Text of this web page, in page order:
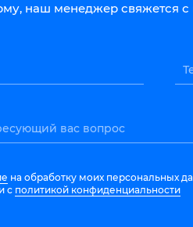
наш менеджер свяжется
вас вопрос
на обработку моих персональных
с политикой конфиденциальности